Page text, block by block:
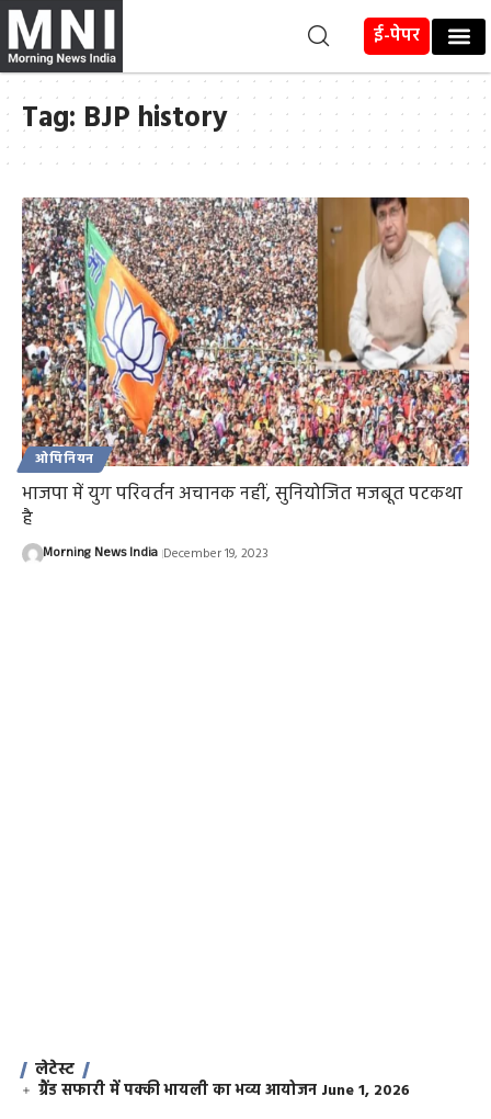
ई-पेपर
Tag: BJP history
ओपिनियन
भाजपा में युग परिवर्तन अचानक नहीं, सुनियोजित मजबूत पटकथा
है
Morning News India December 19, 2023
लेटेस्ट
ग्रैंड सफारी में पक्की भायली का भव्य आयोजन June 1, 2026